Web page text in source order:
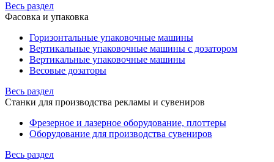
Весь раздел
Фасовка и упаковка
Горизонтальные упаковочные машины
Вертикальные упаковочные машины с дозатором
Вертикальные упаковочные машины
Весовые дозаторы
Весь раздел
Станки для производства рекламы и сувениров
Фрезерное и лазерное оборудование, плоттеры
Оборудование для производства сувениров
Весь раздел